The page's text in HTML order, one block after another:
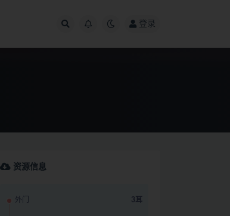
登录
资源信息
外门 3耳